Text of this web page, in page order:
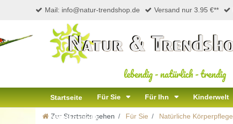
Mail: info@natur-trendshop.de Versand nur 3.95 €**
lebendig-natürlich-trendig
Startseite Für Sie Für Ihn Kinderwelt
Naturkosmetik
Zur Startseite gehen Für Sie Natürliche Körperpflege